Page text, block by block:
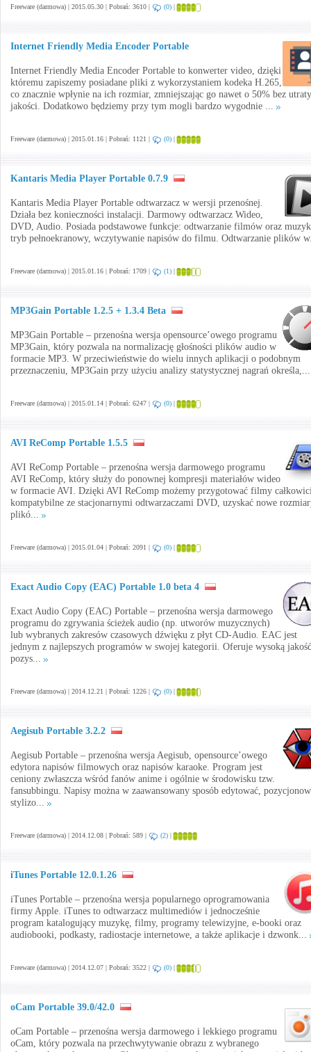
Freeware (darmowa) | 2015.05.30 | Pobrań: 3610 | (0) |
Internet Friendly Media Encoder Portable
Internet Friendly Media Encoder Portable to konwerter video, dzięki
któremu zapiszemy posiadane pliki z wykorzystaniem kodeka H.265,
co znacznie wpłynie na ich rozmiar, zmniejszając go nawet o 50% bez utraty
jakości. Dodatkowo będziemy przy tym mogli bardzo wygodnie ...
Freeware (darmowa) | 2015.01.16 | Pobrań: 1121 | (0) |
Kantaris Media Player Portable 0.7.9
Kantaris Media Player Portable odtwarzacz w wersji przenośnej.
Działa bez konieczności instalacji. Darmowy odtwarzacz Wideo,
DVD, Audio. Posiada podstawowe funkcje: odtwarzanie filmów oraz
tryb pełnoekranowy, wczytywanie napisów do filmu. Odtwarzanie plików
Freeware (darmowa) | 2015.01.16 | Pobrań: 1709 | (1) |
MP3Gain Portable 1.2.5 + 1.3.4 Beta
MP3Gain Portable – przenośna wersja opensource’owego programu
MP3Gain, który pozwala na normalizację głośności plików audio w
formacie MP3. W przeciwieństwie do wielu innych aplikacji o podobnym
przeznaczeniu, MP3Gain przy użyciu analizy statystycznej nagrań
Freeware (darmowa) | 2015.01.14 | Pobrań: 6247 | (0) |
AVI ReComp Portable 1.5.5
AVI ReComp Portable – przenośna wersja darmowego programu
AVI ReComp, który służy do ponownej kompresji materiałów wideo
w formacie AVI. Dzięki AVI ReComp możemy przygotować filmy
kompatybilne ze stacjonarnymi odtwarzaczami DVD, uzyskać nowe
plikó...
Freeware (darmowa) | 2015.01.04 | Pobrań: 2091 | (0) |
Exact Audio Copy (EAC) Portable 1.0 beta 4
Exact Audio Copy (EAC) Portable – przenośna wersja darmowego
programu do zgrywania ścieżek audio (np. utworów muzycznych)
lub wybranych zakresów czasowych dźwięku z płyt CD-Audio. EAC jest
jednym z najlepszych programów w swojej kategorii. Oferuje wysoką jakość
pozys...
Freeware (darmowa) | 2014.12.21 | Pobrań: 1226 | (0) |
Aegisub Portable 3.2.2
Aegisub Portable – przenośna wersja Aegisub, opensource’owego
edytora napisów filmowych oraz napisów karaoke. Program jest
ceniony zwłaszcza wśród fanów anime i ogólnie w środowisku tzw.
fansubbingu. Napisy można w zaawansowany sposób edytować,
stylizo...
Freeware (darmowa) | 2014.12.08 | Pobrań: 589 | (2) |
iTunes Portable 12.0.1.26
iTunes Portable – przenośna wersja popularnego oprogramowania
firmy Apple. iTunes to odtwarzacz multimediów i jednocześnie
program katalogujący muzykę, filmy, programy telewizyjne, e-booki oraz
audiobooki, podkasty, radiostacje internetowe, a także aplikacje i dzwonk...
Freeware (darmowa) | 2014.12.07 | Pobrań: 3522 | (0) |
oCam Portable 39.0/42.0
oCam Portable – przenośna wersja darmowego i lekkiego programu
oCam, który pozwala na przechwytywanie obrazu z wybranego